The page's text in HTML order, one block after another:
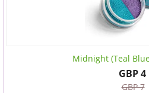
Midnight (Teal
GBP 4
GBP 7